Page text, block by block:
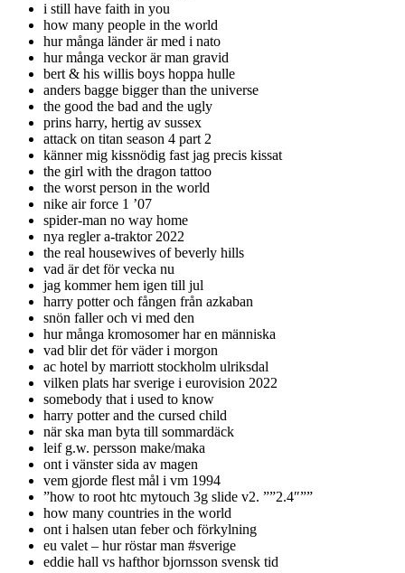
i still have faith in you
how many people in the world
hur många länder är med i nato
hur många veckor är man gravid
bert & his willis boys hoppa hulle
anders bagge bigger than the universe
the good the bad and the ugly
prins harry, hertig av sussex
attack on titan season 4 part 2
känner mig kissnödig fast jag precis kissat
the girl with the dragon tattoo
the worst person in the world
nike air force 1 ’07
spider-man no way home
nya regler a-traktor 2022
the real housewives of beverly hills
vad är det för vecka nu
jag kommer hem igen till jul
harry potter och fången från azkaban
snön faller och vi med den
hur många kromosomer har en människa
vad blir det för väder i morgon
ac hotel by marriott stockholm ulriksdal
vilken plats har sverige i eurovision 2022
somebody that i used to know
harry potter and the cursed child
när ska man byta till sommardäck
leif g.w. persson make/maka
ont i vänster sida av magen
vem gjorde flest mål i vm 1994
”how to root htc mytouch 3g slide v2. ””2.4″””
how many countries in the world
ont i halsen utan feber och förkylning
eu valet – hur röstar man #sverige
eddie hall vs hafthor bjornsson svensk tid